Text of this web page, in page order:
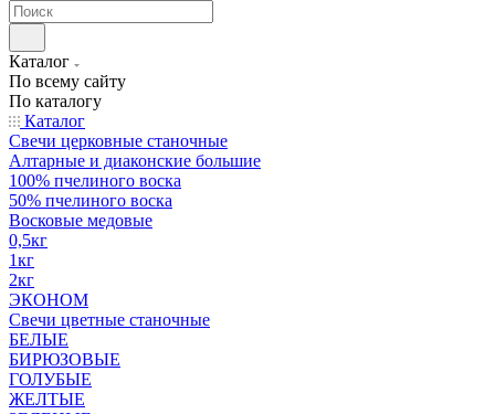
Каталог
По всему сайту
По каталогу
Каталог
Свечи церковные станочные
Алтарные и диаконские большие
100% пчелиного воска
50% пчелиного воска
Восковые медовые
0,5кг
1кг
2кг
ЭКОНОМ
Свечи цветные станочные
БЕЛЫЕ
БИРЮЗОВЫЕ
ГОЛУБЫЕ
ЖЕЛТЫЕ